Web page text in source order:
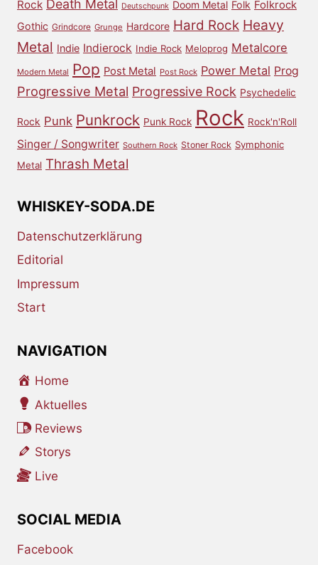
Rock Death Metal Deutschpunk Doom Metal Folk Folkrock
Gothic Grindcore Grunge Hardcore Hard Rock Heavy
Metal Indie Indierock Indie Rock Meloprog Metalcore
Modern Metal Pop Post Metal Post Rock Power Metal Prog
Progressive Metal Progressive Rock Psychedelic
Rock Punk Punkrock Punk Rock Rock Rock'n'Roll
Singer / Songwriter Southern Rock Stoner Rock Symphonic
Metal Thrash Metal
WHISKEY-SODA.DE
Datenschutzerklärung
Editorial
Impressum
Start
NAVIGATION
Home
Aktuelles
Reviews
Storys
Live
SOCIAL MEDIA
Facebook